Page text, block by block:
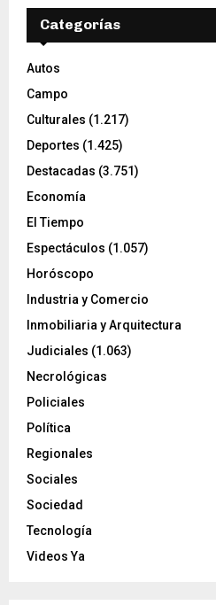
Categorías
Autos
Campo
Culturales (1.217)
Deportes (1.425)
Destacadas (3.751)
Economía
El Tiempo
Espectáculos (1.057)
Horóscopo
Industria y Comercio
Inmobiliaria y Arquitectura
Judiciales (1.063)
Necrológicas
Policiales
Política
Regionales
Sociales
Sociedad
Tecnología
Videos Ya